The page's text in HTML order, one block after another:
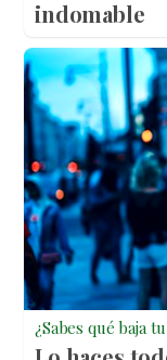
indomable
¿Sabes qué baja